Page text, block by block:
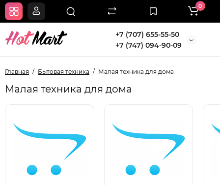
+7 (707) 655-55-50
+7 (747) 094-90-09
0
Главная Бытовая техника Малая техника для дома
Малая техника для дома